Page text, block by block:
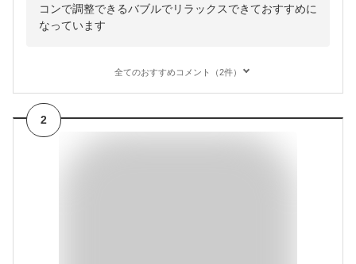
コンで調整できるバブルでリラックスできておすすめに
なっています
全てのおすすめコメント（2件）
2